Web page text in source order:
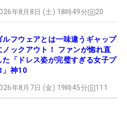
年8月8日 (土) 18時49分 20
ルフウェアとは一味違うギャップ
ノックアウト！ ファンが惚れ直
た「ドレス姿が完璧すぎる女子プ
」神10
年8月7日 (金) 19時45分 111